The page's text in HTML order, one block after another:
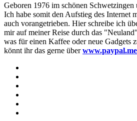
Geboren 1976 im schönen
Ich habe somit den Aufstieg des Internet
auch vorangetrieben. Hier schreibe ich
mir auf meiner Reise durch das
was für einen Kaffee oder neue Gadgets
könnt ihr das gerne über